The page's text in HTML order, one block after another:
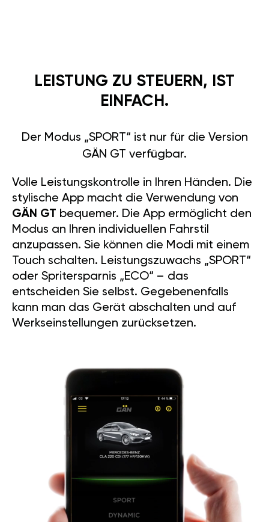
LEISTUNG ZU STEUERN, IST
EINFACH.
Der Modus „SPORT“ ist nur für die Version
GÄN GT verfügbar.
Volle Leistungskontrolle in Ihren Händen. Die
stylische App macht die Verwendung von
GÄN GT bequemer. Die App ermöglicht den
Modus an Ihren individuellen Fahrstil
anzupassen. Sie können die Modi mit einem
Touch schalten. Leistungszuwachs „SPORT“
oder Spritersparnis „ECO“ – das
entscheiden Sie selbst. Gegebenenfalls
kann man das Gerät abschalten und auf
Werkseinstellungen zurücksetzen.